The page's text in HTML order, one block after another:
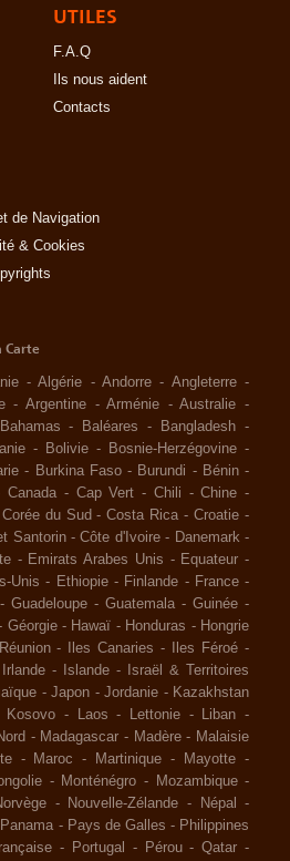
UTILES
F.A.Q
Ils nous aident
Contacts
de Navigation
& Cookies
Carte
-Algérie -Andorre - Angleterre -
-Argentine -Arménie -Australie -
Bahamas - Baléares - Bangladesh -
- Bolivie - Bosnie-Herzégovine -
- Burkina Faso - Burundi - Bénin -
Canada - Cap Vert - Chili -Chine -
Corée du Sud -Costa Rica -Croatie -
Santorin -Côte d'Ivoire - Danemark -
- Emirats Arabes Unis - Equateur -
Unis - Ethiopie - Finlande - France -
- Guadeloupe - Guatemala - Guinée -
Géorgie - Hawaï - Honduras - Hongrie
- Iles Canaries - Iles Féroé -
Irlande - Islande -
Israël & Territoires
- Japon - Jordanie - Kazakhstan
Kosovo - Laos - Lettonie - Liban -
- Madagascar - Madère - Malaisie
- Maroc - Martinique - Mayotte -
- Monténégro - Mozambique -
- Nouvelle-Zélande - Népal
-
Panama - Pays de Galles - Philippines
- Portugal - Pérou -Qatar -